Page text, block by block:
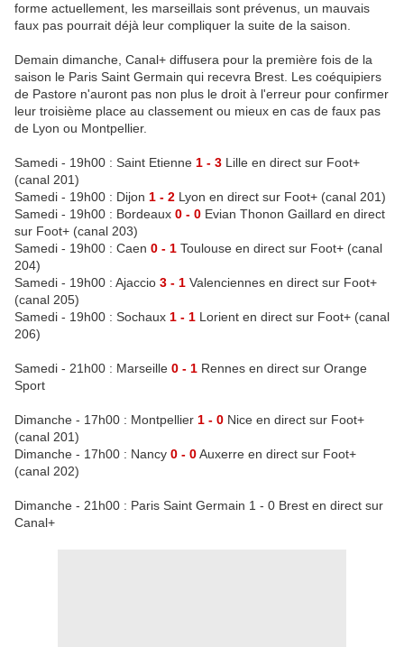
forme actuellement, les marseillais sont prévenus, un mauvais
faux pas pourrait déjà leur compliquer la suite de la saison.
Demain dimanche, Canal+ diffusera pour la première fois de la
saison le Paris Saint Germain qui recevra Brest. Les coéquipiers
de Pastore n'auront pas non plus le droit à l'erreur pour confirmer
leur troisième place au classement ou mieux en cas de faux pas
de Lyon ou Montpellier.
Samedi - 19h00 : Saint Etienne 1 - 3 Lille en direct sur Foot+
(canal 201)
Samedi - 19h00 : Dijon 1 - 2 Lyon en direct sur Foot+ (canal 201)
Samedi - 19h00 : Bordeaux 0 - 0 Evian Thonon Gaillard en direct
sur Foot+ (canal 203)
Samedi - 19h00 : Caen 0 - 1 Toulouse en direct sur Foot+ (canal
204)
Samedi - 19h00 : Ajaccio 3 - 1 Valenciennes en direct sur Foot+
(canal 205)
Samedi - 19h00 : Sochaux 1 - 1 Lorient en direct sur Foot+ (canal
206)
Samedi - 21h00 : Marseille 0 - 1 Rennes en direct sur Orange
Sport
Dimanche - 17h00 : Montpellier 1 - 0 Nice en direct sur Foot+
(canal 201)
Dimanche - 17h00 : Nancy 0 - 0Auxerre en direct sur Foot+
(canal 202)
Dimanche - 21h00 : Paris Saint Germain 1 - 0 Brest en direct sur
Canal+